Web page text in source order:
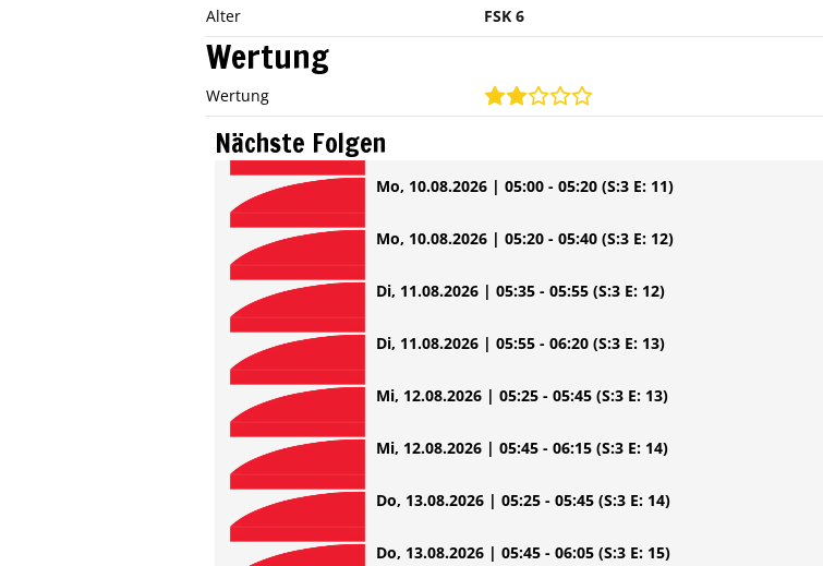
Alter
FSK 6
Wertung
Wertung
Nächste Folgen
Mo, 10.08.2026 | 05:00 - 05:20 (S:3 E: 11)
Mo, 10.08.2026 | 05:20 - 05:40 (S:3 E: 12)
Di, 11.08.2026 | 05:35 - 05:55 (S:3 E: 12)
Di, 11.08.2026 | 05:55 - 06:20 (S:3 E: 13)
Mi, 12.08.2026 | 05:25 - 05:45 (S:3 E: 13)
Mi, 12.08.2026 | 05:45 - 06:15 (S:3 E: 14)
Do, 13.08.2026 | 05:25 - 05:45 (S:3 E: 14)
Do, 13.08.2026 | 05:45 - 06:05 (S:3 E: 15)